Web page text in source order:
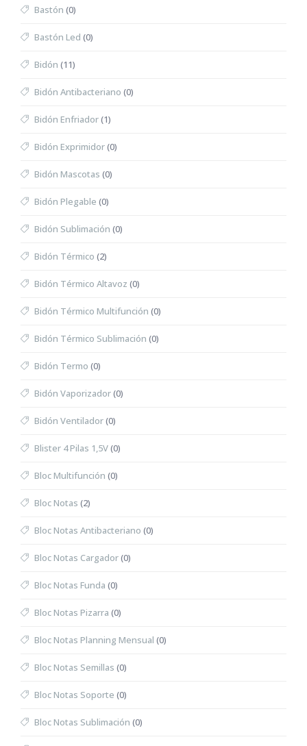
Bastón (0)
Bastón Led (0)
Bidón (11)
Bidón Antibacteriano (0)
Bidón Enfriador(1)
Bidón Exprimidor(0)
Bidón Mascotas (0)
Bidón Plegable (0)
Bidón Sublimación (0)
Bidón Térmico (2)
Bidón Térmico Altavoz (0)
Bidón Térmico Multifunción (0)
Bidón Térmico Sublimación (0)
Bidón Termo (0)
Bidón Vaporizador(0)
Bidón Ventilador(0)
Blister 4 Pilas 1,5V(0)
Bloc Multifunción (0)
Bloc Notas (2)
Bloc Notas Antibacteriano (0)
Bloc Notas Cargador(0)
Bloc Notas Funda (0)
Bloc Notas Pizarra (0)
Bloc Notas Planning Mensual (0)
Bloc Notas Semillas (0)
Bloc Notas Soporte (0)
Bloc Notas Sublimación (0)